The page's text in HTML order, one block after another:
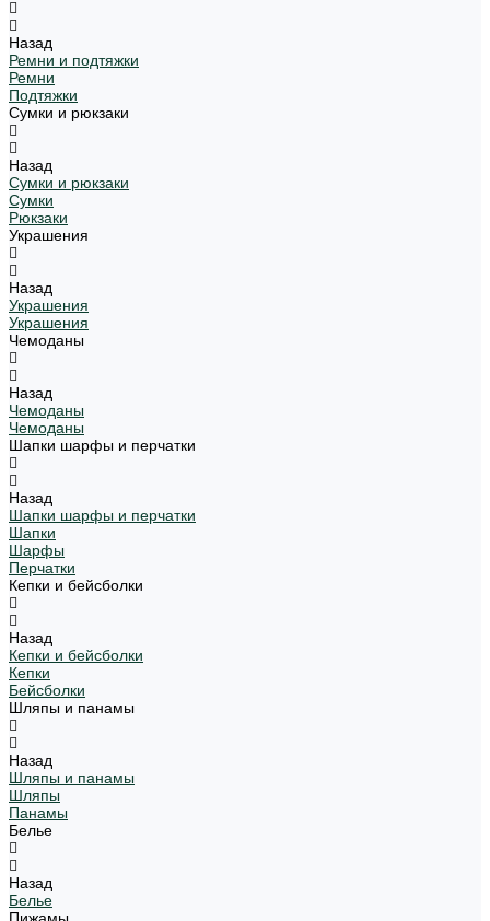
Назад
Ремни и подтяжки
Ремни
Подтяжки
Сумки и рюкзаки
Назад
Сумки и рюкзаки
Сумки
Рюкзаки
Украшения
Назад
Украшения
Украшения
Чемоданы
Назад
Чемоданы
Чемоданы
Шапки шарфы и перчатки
Назад
Шапки шарфы и перчатки
Шапки
Шарфы
Перчатки
Кепки и бейсболки
Назад
Кепки и бейсболки
Кепки
Бейсболки
Шляпы и панамы
Назад
Шляпы и панамы
Шляпы
Панамы
Белье
Назад
Белье